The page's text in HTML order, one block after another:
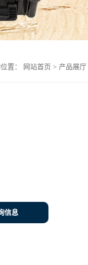
置： 网站首页 > 产品展厅
信息